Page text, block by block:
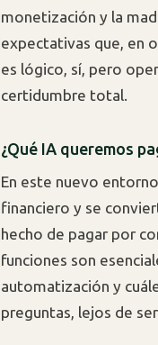
monetización y la
expectativas que, en
es lógico, sí, pero
certidumbre total.
¿Qué IA queremos
En este nuevo
financiero y se
hecho de pagar por
funciones son
automatización y
preguntas, lejos de